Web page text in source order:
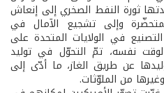
ثورة النفط الصخري إلى إنعاش
وإلى تشجيع الآمال في
في الولايات المتحدة على
نفسه، تمّ التحوّل في توليد
عن طريق الغاز، ما أدّى إلى
من الملوّثات.